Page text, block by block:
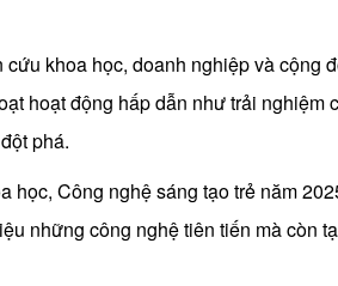
khoa học, doanh nghiệp và cộng
hoạt động hấp dẫn như trải nghiệm
phá.
Công nghệ sáng tạo trẻ năm
những công nghệ tiên tiến mà còn